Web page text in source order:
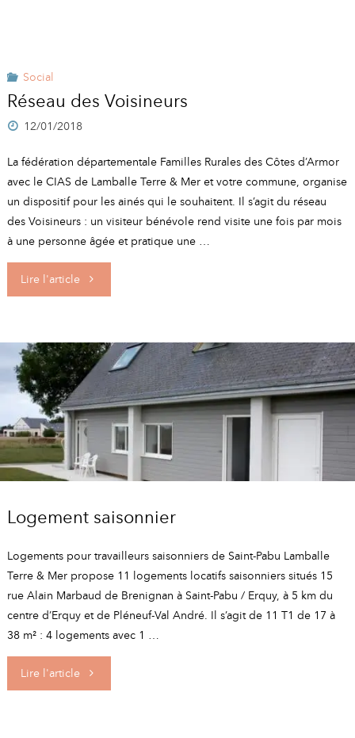
chefs
agricole"
Social
Réseau des Voisineurs
12/01/2018
La fédération départementale Familles Rurales des Côtes d’Armor
avec le CIAS de Lamballe Terre & Mer et votre commune, organise
un dispositif pour les ainés qui le souhaitent. Il s’agit du réseau
des Voisineurs : un visiteur bénévole rend visite une fois par mois
à une personne âgée et pratique une …
Lire l'article"Réseau
Voisineurs"
Logement saisonnier
Logements pour travailleurs saisonniers de Saint-Pabu Lamballe
Terre & Mer propose 11 logements locatifs saisonniers situés 15
rue Alain Marbaud de Brenignan à Saint-Pabu / Erquy, à 5 km du
centre d’Erquy et de Pléneuf-Val André. Il s’agit de 11 T1 de 17 à
38 m² : 4 logements avec 1 …
Lire l'article"Logement